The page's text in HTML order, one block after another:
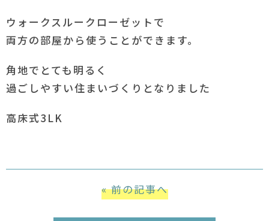
ウォークスルークローゼットで
両方の部屋から使うことができます。
角地でとても明るく
過ごしやすい住まいづくりとなりました
高床式3LK
« 前の記事へ